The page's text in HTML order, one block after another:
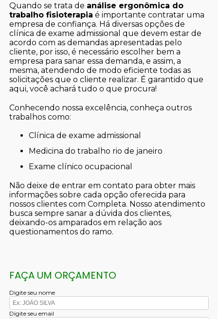
Quando se trata de análise ergonômica do
trabalho fisioterapia é importante contratar uma
empresa de confiança. Há diversas opções de
clínica de exame admissional que devem estar de
acordo com as demandas apresentadas pelo
cliente, por isso, é necessário escolher bem a
empresa para sanar essa demanda, e assim, a
mesma, atendendo de modo eficiente todas as
solicitações que o cliente realizar. É garantido que
aqui, você achará tudo o que procura!
Conhecendo nossa excelência, conheça outros
trabalhos como:
clínica de exame admissional
medicina do trabalho rio de janeiro
exame clínico ocupacional
Não deixe de entrar em contato para obter mais
informações sobre cada opção oferecida para
nossos clientes com Completa. Nosso atendimento
busca sempre sanar a dúvida dos clientes,
deixando-os amparados em relação aos
questionamentos do ramo.
FAÇA UM ORÇAMENTO
Digite seu nome
Digite seu email